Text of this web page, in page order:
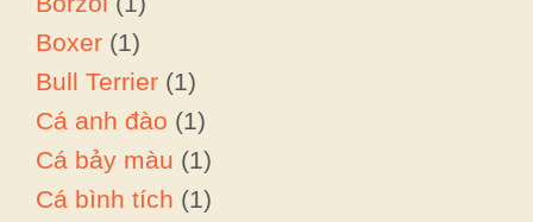
Boxer (1)
Bull Terrier (1)
Cá anh đào (1)
Cá bảy màu (1)
Cá bình tích (1)